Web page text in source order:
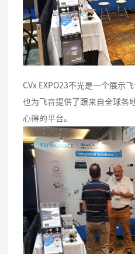
CVx EXPO23不光是一个展示
也为飞音提供了跟来自全球各
心得的平台。